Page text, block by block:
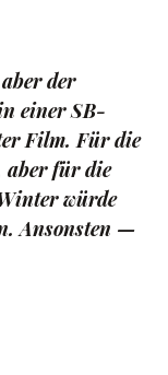
der
einer SB-
Film. Für die
aber für die
würde
Ansonsten —